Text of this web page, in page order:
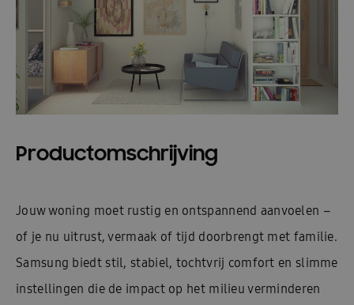
Productomschrijving
Jouw woning moet rustig en ontspannend aanvoelen –
of je nu uitrust, vermaak of tijd doorbrengt met familie.
Samsung biedt stil, stabiel, tochtvrij comfort en slimme
instellingen die de impact op het milieu verminderen